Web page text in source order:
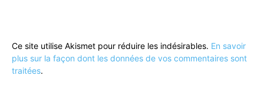
Ce site utilise Akismet pour réduire les indésirables. En savoir
plus sur la façon dont les données de vos commentaires sont
traitées.